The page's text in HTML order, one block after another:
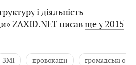
і діяльність
ZAXID.NET писав ще у 2015
ЗМІ провокації громадські